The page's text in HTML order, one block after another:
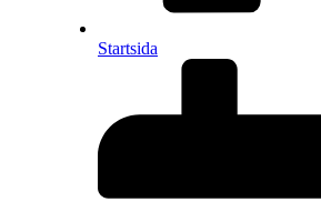
Startsida